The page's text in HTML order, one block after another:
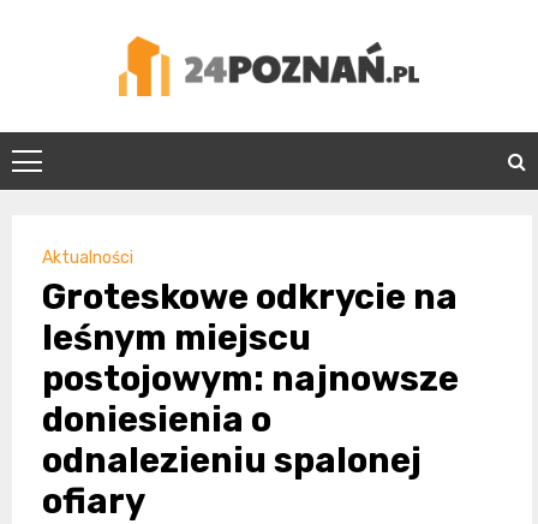
24Poznań.pl
Aktualności
Groteskowe odkrycie na
leśnym miejscu
postojowym: najnowsze
doniesienia o
odnalezieniu spalonej
ofiary